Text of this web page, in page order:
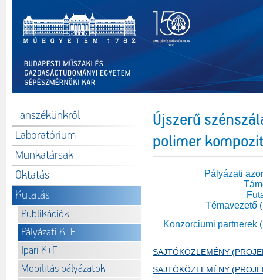
Tanszékünkről
Laboratórium
Munkatársak
Oktatás
Kutatás
Publikációk
Pályázati K+F
Ipari K+F
Mobilitás pályázatok
Újszerű
polimer
Pályázati
Témavezető
Konzorciumi partnerek
SAJTÓKÖZLEMÉNY
SAJTÓKÖZLEMÉNY